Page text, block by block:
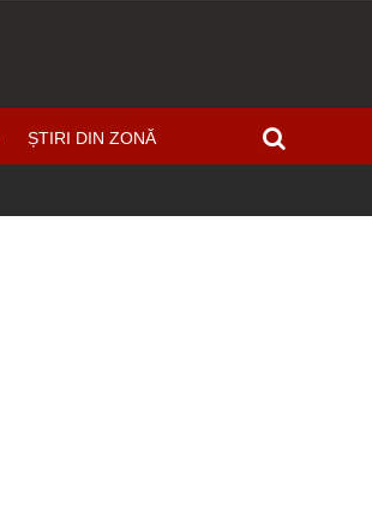
ȘTIRI DIN ZONĂ